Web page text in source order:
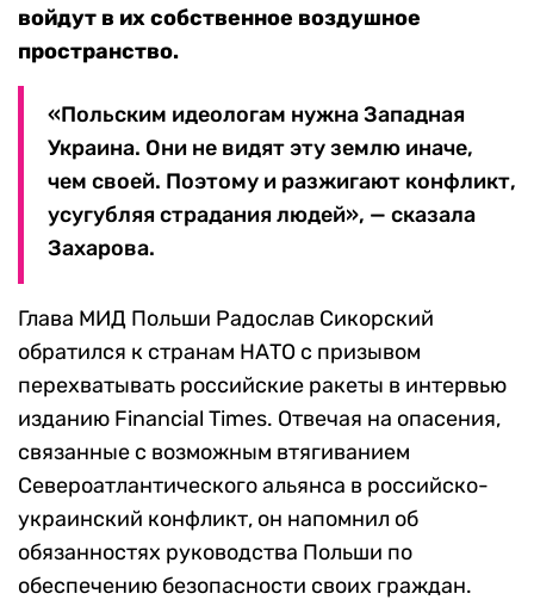
войдут в их собственное воздушное
пространство.
«Польским идеологам нужна Западная
Украина. Они не видят эту землю иначе,
чем своей. Поэтому и разжигают конфликт,
усугубляя страдания людей», — сказала
Захарова.
Глава МИД Польши Радослав Сикорский
обратился к странам НАТО с призывом
перехватывать российские ракеты в интервью
изданию Financial Times. Отвечая на опасения,
связанные с возможным втягиванием
Североатлантического альянса в российско-
украинский конфликт, он напомнил об
обязанностях руководства Польши по
обеспечению безопасности своих граждан.